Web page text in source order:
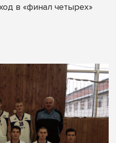
в «финал четырех»